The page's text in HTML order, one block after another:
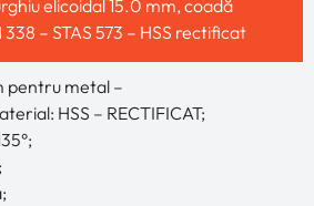
elicoidal 15.0 mm, coadă
– STAS 573 – HSS rectificat
pentru metal –
HSS – RECTIFICAT;